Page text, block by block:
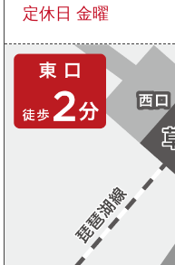
定休日 金曜